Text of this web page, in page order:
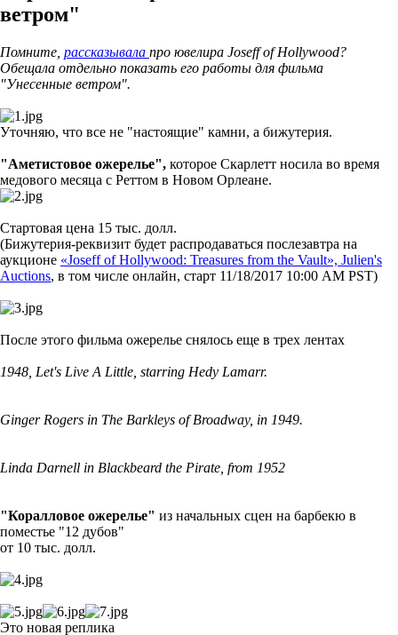
ветром"
Помните, рассказывала про ювелира Joseff of Hollywood?
Обещала отдельно показать его работы для фильма
"Унесенные ветром".
Уточняю, что все не "настоящие" камни, а бижутерия.
"Аметистовое ожерелье", которое Скарлетт носила во время
медового месяца с Реттом в Новом Орлеане.
Стартовая цена 15 тыс. долл.
(Бижутерия-реквизит будет распродаваться послезавтра на
аукционе «Joseff of Hollywood: Treasures from the Vault», Julien's
Auctions, в том числе онлайн, старт 11/18/2017 10:00 AM PST)
После этого фильма ожерелье снялось еще в трех лентах
1948, Let's Live A Little, starring Hedy Lamarr.
Ginger Rogers in The Barkleys of Broadway, in 1949.
Linda Darnell in Blackbeard the Pirate, from 1952
"Коралловое ожерелье" из начальных сцен на барбекю в
поместье "12 дубов"
от 10 тыс. долл.
Это новая реплика